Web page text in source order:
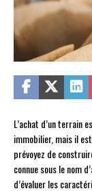
L’achat d’un terrain
immobilier, mais il
prévoyez de
connue sous le nom
d’évaluer les